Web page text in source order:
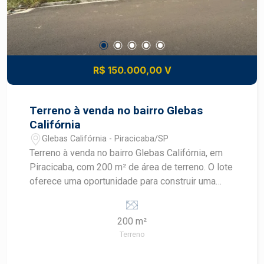
R$ 150.000,00 V
Terreno à venda no bairro Glebas
Califórnia
Glebas Califórnia - Piracicaba/SP
Terreno à venda no bairro Glebas Califórnia, em
Piracicaba, com 200 m² de área de terreno. O lote
oferece uma oportunidade para construir uma
IMÓVEL - Terreno residencial - 200 m² de área
de terreno - Localizado no bairro Glebas
200 m²
Terreno